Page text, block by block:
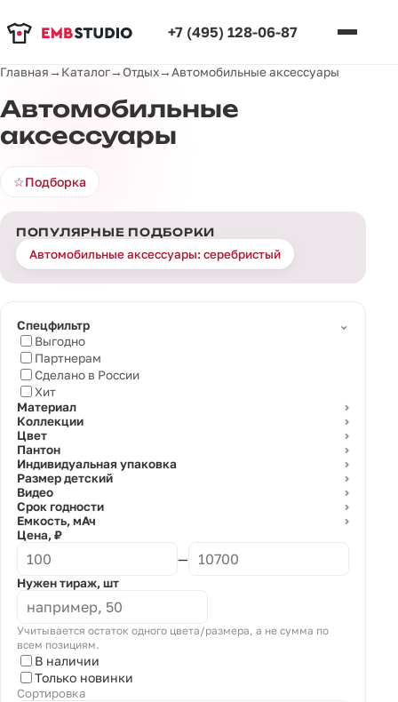
+7 (495) 128-06-87
Главная→ Каталог→Отдых→Автомобильные аксессуары
Автомобильные
аксессуары
☆Подборка
ПОПУЛЯРНЫЕ ПОДБОРКИ
Автомобильные аксессуары: серебристый
Спецфильтр
⌄
Выгодно
Партнерам
Сделано в России
Хит
Материал
⌄
Коллекции ⌄
Цвет ⌄
Пантон ⌄
Индивидуальная упаковка ⌄
Размер детский ⌄
Видео ⌄
Срок годности ⌄
Емкость, мАч ⌄
Цена, ₽
—
Нужен тираж, шт
Учитывается остаток одного цвета/размера, а не сумма по
всем позициям.
В наличии
Только новинки
Сортировка